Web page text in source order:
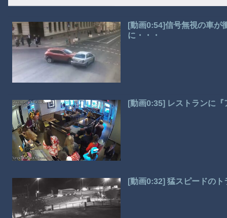
[動画0:54]信号無視の車が
に・・・
[動画0:35] レストランに
[動画0:32] 猛スピードの